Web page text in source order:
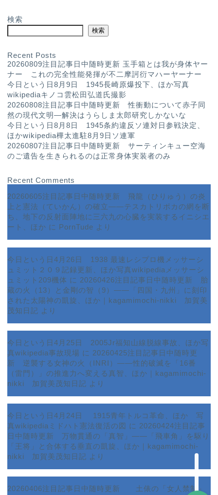
検索
検索
Recent Posts
20260809注目記事日中随時更新 玉手箱とは我が身体ヤー
ナー これの完全性能発揮が不二摩訶衍マハーヤーナー
今日という日8月9日 1945長崎原爆投下、ほか写真
wikipediaキノコ雲松田弘道氏撮影
20260808注目記事日中随時更新 性衝動について赤子同
然の現代文明—解決はうらしま太郎研究しかないな
今日という日8月8日 1945条約違反ソ連対日参戦決定、
ほかwikipedia樺太進駐8月9日ソ連軍
20260807注目記事日中随時更新 サーティンキュー空海
のご遺告を生きられるのは正常身体実装者のみ
Recent Comments
20260605注目記事日中随時更新 飛龍（ひりゅう）の炎
上と憲法（ていかん）の確立――テスカトリポカの網を断
ち、地下の反射面陣地に三六九の心臓を実装するイニシエ
ート、ほか に PornTude より
今日という日4月26日 1938 最速レシプロ機メッサーシ
ュミット２０９記録更新、ほか写真wikipediaメッサーシ
ュミット209機体 に 20260426注目記事日中随時更新 胎
蔵の火（13）と金剛の智（9）――「四国・九州」に刻印
された太陽神の凱旋、ほか｜kagamimochi-nikki 加賀美
茂知日記 より
今日という日4月25日 2005Jr福知山線脱線事故、ほか写
真wikipedia事故現場 に 20260425注目記事日中随時更
新 逆襲する女神の火（INRI）――性的破滅を「16番
（雷門）」の推進力へ変える真智、ほか｜kagamimochi-
nikki 加賀美茂知日記 より
今日という日4月24日 1915青年トルコ革命、ほか 写
真wikipediaミドハト憲法復活の図 に 20260424注目記事
日中随時更新 万物貫通の「真智」――「飛車角」を駆り
「王将」と合体する垂直の凱旋、ほか｜kagamimochi-
nikki 加賀美茂知日記 より
20260406注目記事日中随時更新 土俵の「女人禁制」
ホーム
サービス
ランキング